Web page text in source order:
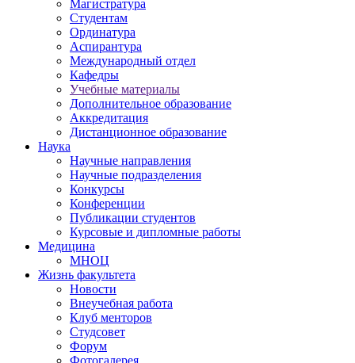
Магистратура
Студентам
Ординатура
Аспирантура
Международный отдел
Кафедры
Учебные материалы
Дополнительное образование
Аккредитация
Дистанционное образование
Наука
Научные направления
Научные подразделения
Конкурсы
Конференции
Публикации студентов
Курсовые и дипломные работы
Медицина
МНОЦ
Жизнь факультета
Новости
Внеучебная работа
Клуб менторов
Студсовет
Форум
Фотогалерея